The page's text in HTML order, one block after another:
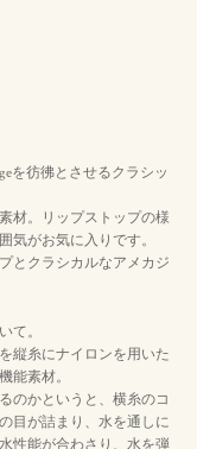
を彷彿とさせるクラシッ
材。リップストップの様
気がお気に入りです。
とクラシカルなアメカジ
て。
縦糸にナイロンを用いた
能素材。
のかというと、横糸のコ
目が詰まり、水を通しに
性能が合わさり、水を弾